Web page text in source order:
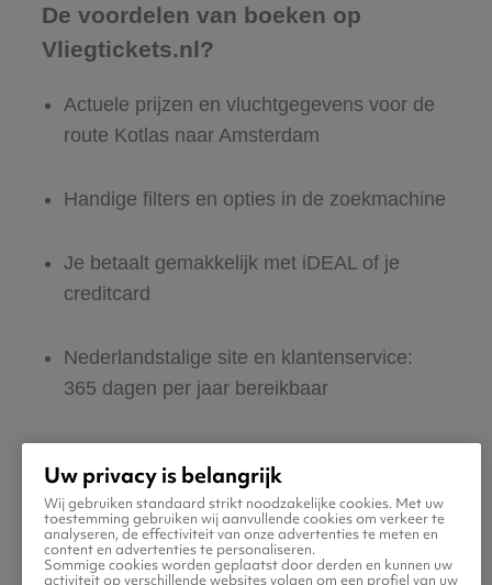
De voordelen van boeken op
Vliegtickets.nl?
Actuele prijzen en vluchtgegevens voor de
route Kotlas naar Amsterdam
Handige filters en opties in de zoekmachine
Je betaalt gemakkelijk met iDEAL of je
creditcard
Nederlandstalige site en klantenservice:
365 dagen per jaar bereikbaar
Boek ook direct een hotel of huurauto voor
in Amsterdam
Uw privacy is belangrijk
Wij gebruiken standaard strikt noodzakelijke cookies. Met uw
toestemming gebruiken wij aanvullende cookies om verkeer te
analyseren, de effectiviteit van onze advertenties te meten en
content en advertenties te personaliseren.
Sommige cookies worden geplaatst door derden en kunnen uw
activiteit op verschillende websites volgen om een profiel van uw